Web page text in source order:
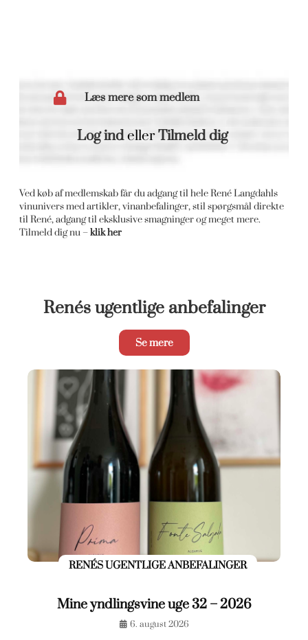
Læs mere som medlem
Log indellerTilmeld dig
Ved køb af medlemskab får du adgang til hele René Langdahls
vinunivers med artikler, vinanbefalinger, stil spørgsmål direkte
til René, adgang til eksklusive smagninger og meget mere.
Tilmeld dig nu –klik her
Renés ugentlige anbefalinger
Se mere
RENÉS UGENTLIGE ANBEFALINGER
Mine yndlingsvine uge 32 – 2026
6. august 2026